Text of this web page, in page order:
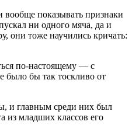
показывать признаки
ни одного мяча, да и
они тоже научились кричать:
по-настоящему — с
было бы так тоскливо от
и главным среди них был
из младших классов его